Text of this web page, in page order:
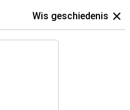
Wis geschiedenis